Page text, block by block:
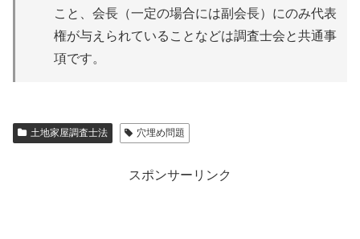
こと、会長（一定の場合には副会長）にのみ代表
権が与えられていることなどは調査士会と共通事
項です。
土地家屋調査士法 穴埋め問題
スポンサーリンク